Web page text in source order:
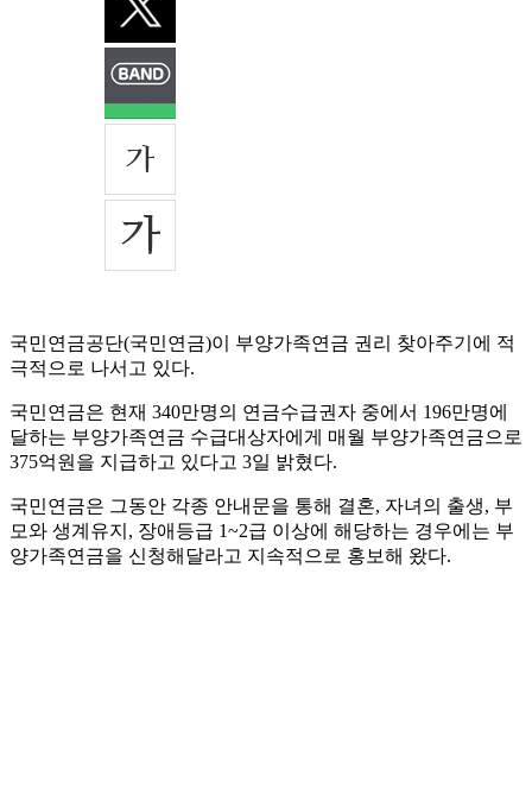
국민연금공단(국민연금)이 부양가족연금 권리 찾아주기에 적
극적으로 나서고 있다.
국민연금은 현재 340만명의 연금수급권자 중에서 196만명에
달하는 부양가족연금 수급대상자에게 매월 부양가족연금으로
375억원을 지급하고 있다고 3일 밝혔다.
국민연금은 그동안 각종 안내문을 통해 결혼, 자녀의 출생, 부
모와 생계유지, 장애등급 1~2급 이상에 해당하는 경우에는 부
양가족연금을 신청해달라고 지속적으로 홍보해 왔다.